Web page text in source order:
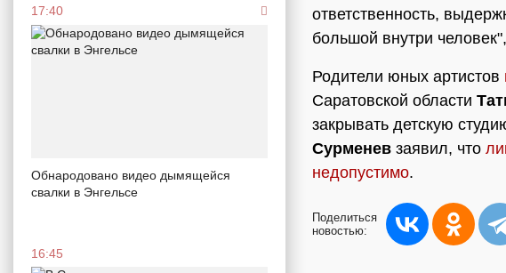
17:40
Обнародовано видео дымящейся
свалки в Энгельсе
16:45
ответственность,
большой внутри
Родители юных артистов
Саратовской области
закрывать детскую
Сурменев заявил, что
недопустимо.
Поделиться
новостью: